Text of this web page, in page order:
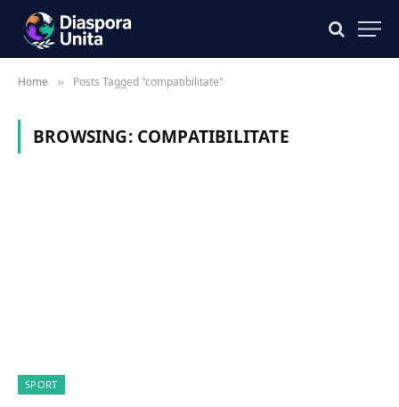
Home » Posts Tagged "compatibilitate"
BROWSING: COMPATIBILITATE
SPORT